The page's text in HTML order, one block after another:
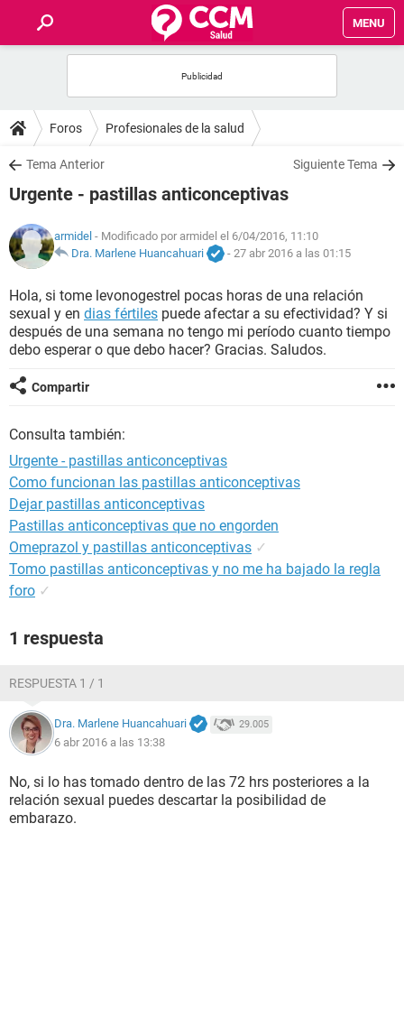
MENU
FOROS
SALUD
FAMILIA
NUTRICIÓN
BIENESTAR
SEXUALIDAD
GLOSARIO
Foros Profesionales de la salud
Tema Anterior Siguiente Tema
Urgente - pastillas anticonceptivas
armidel - Modificado por armidel el 6/04/2016, 11:10
Dra. Marlene Huancahuari
- 27 abr 2016 a las 01:15
Hola, si tome levonogestrel pocas horas de una relación
sexual y en dias fértiles puede afectar a su efectividad? Y si
después de una semana no tengo mi período cuanto tiempo
debo esperar o que debo hacer? Gracias. Saludos.
Compartir
Consulta también:
Urgente - pastillas anticonceptivas
Como funcionan las pastillas anticonceptivas
Dejar pastillas anticonceptivas
Pastillas anticonceptivas que no engorden
Omeprazol y pastillas anticonceptivas ✓
Tomo pastillas anticonceptivas y no me ha bajado la regla
foro ✓
1 respuesta
RESPUESTA 1 / 1
Dra. Marlene Huancahuari 29.005
6 abr 2016 a las 13:38
No, si lo has tomado dentro de las 72 hrs posteriores a la
relación sexual puedes descartar la posibilidad de
embarazo.